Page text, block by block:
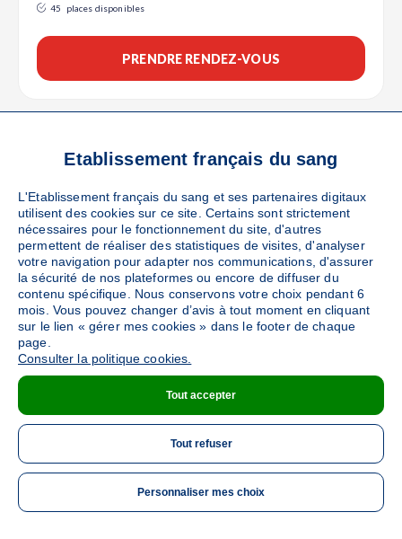
ME
45 places disponibles
PRENDRE RENDEZ-VOUS
Etablissement français du sang
L'Etablissement français du sang et ses partenaires digitaux
utilisent des cookies sur ce site. Certains sont strictement
nécessaires pour le fonctionnement du site, d'autres
permettent de réaliser des statistiques de visites, d'analyser
votre navigation pour adapter nos communications, d'assurer
la sécurité de nos plateformes ou encore de diffuser du
contenu spécifique. Nous conservons votre choix pendant 6
mois. Vous pouvez changer d’avis à tout moment en cliquant
sur le lien « gérer mes cookies » dans le footer de chaque
page.
Consulter la politique cookies.
Tout accepter
Tout refuser
Personnaliser mes choix